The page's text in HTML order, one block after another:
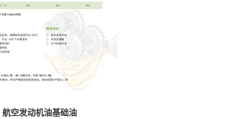
航空发动机油基础油